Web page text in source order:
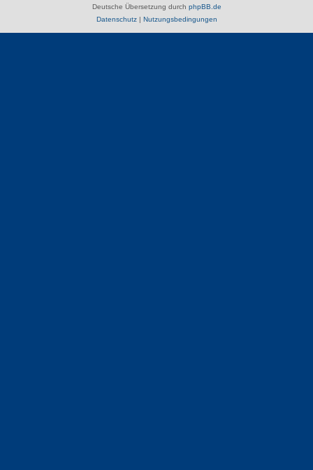
Deutsche Übersetzung durch phpBB.de
Datenschutz| Nutzungsbedingungen